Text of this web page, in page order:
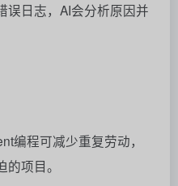
误日志，AI会分析原因并
编程可减少重复劳动，
项目。